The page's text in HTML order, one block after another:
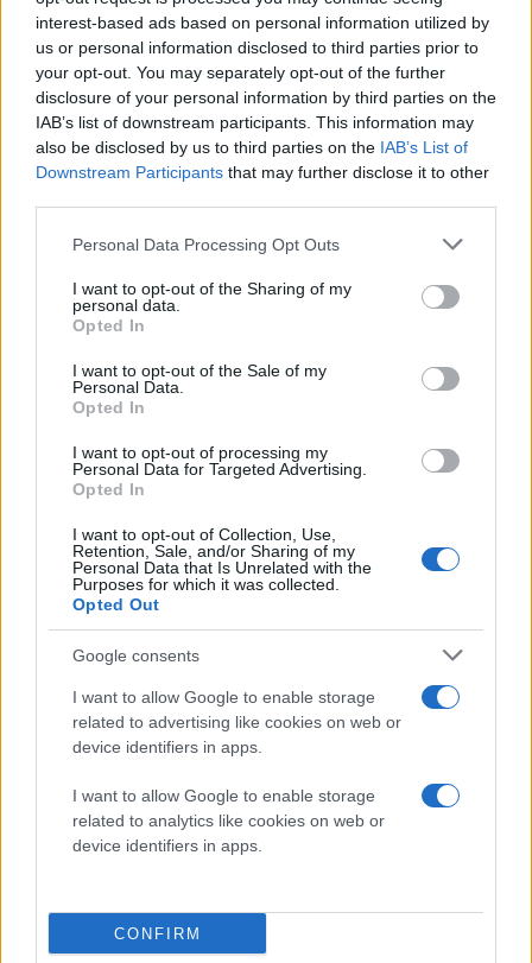
interest-based ads based on personal information utilized by
us or personal information disclosed to third parties prior to
your opt-out. You may separately opt-out of the further
disclosure of your personal information by third parties on the
IAB’s list of downstream participants. This information may
also be disclosed by us to third parties on the IAB’s List of
Downstream Participants that may further disclose it to other
Please note that this website/app uses one or more Google
not limited to your visit or usage behaviour. You may click to
grant or deny consent to Google and its third-party tags to
use your data for below specified purposes in below Google
consent section.
Personal Data Processing Opt Outs
I want to opt-out of the Sharing of my
personal data.
Opted In
I want to opt-out of the Sale of my
Personal Data.
Opted In
I want to opt-out of processing my
Personal Data for Targeted Advertising.
Opted In
I want to opt-out of Collection, Use,
Retention, Sale, and/or Sharing of my
Personal Data that Is Unrelated with the
Purposes for which it was collected.
Opted Out
Google consents
I want to allow Google to enable storage
related to advertising like cookies on web or
device identifiers in apps.
I want to allow Google to enable storage
related to analytics like cookies on web or
device identifiers in apps.
CONFIRM
ή τους λογαριασμούς που δημιουργήθηκαν μόλις ο
ιδιοκτήτης εξέλθει από τη Λειτουργία Συντήρησης.
Οι συσκευές Samsung Galaxy προστατεύονται από το
Knox, την πλατφόρμα ασφαλείας αμυντικού επιπέδου
προσέγγιση προστασίας. Μέσω της ανοικτής
συνεργασίας με αξιόπιστους βιομηχανικούς εταίρους,
τυχόν πιθανές απειλές μπορούν να ανακαλυφθούν και
υλικό και λογισμικό ασφαλείας προστατεύει όλα τα
μέρη της συσκευής, από τα τσιπ στο εσωτερικό μέχρι
τις εφαρμογές που κατεβάζουν οι χρήστες. Η
προστασία σε πραγματικό χρόνο διασφαλίζει ότι η
ασφάλεια επιβάλλεται συνεχώς, μέρα και νύχτα. Με
αυτή την κορυφαία στον κλάδο ασφάλεια, οι χρήστες
μπορούν να είναι σίγουροι για την προστασία της
επιτρέπουν τον έλεγχο και τη διαφάνεια, με
λειτουργίες όπως το Security and Privacy Dashboard